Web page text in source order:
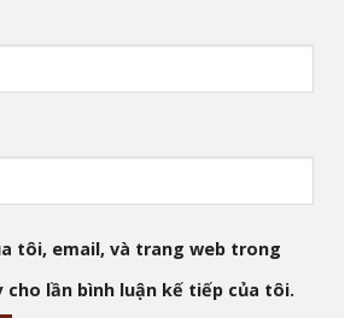
tôi, email, và trang web trong
cho lần bình luận kế tiếp của tôi.